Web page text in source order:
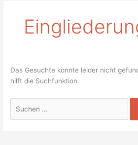
Das Gesuchte konnte leider nicht
hilft die Suchfunktion.